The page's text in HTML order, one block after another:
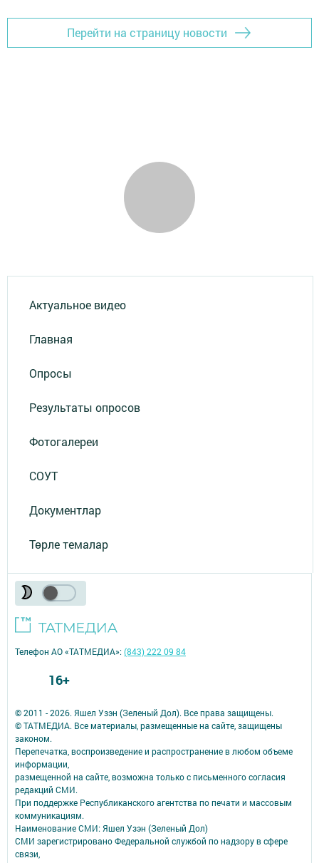
Перейти на страницу новости
Актуальное видео
Главная
Опросы
Результаты опросов
Фотогалереи
СОУТ
Документлар
Төрле темалар
© 2011 - 2026. Яшел Узэн (Зеленый Дол). Все права защищены.
© ТАТМЕДИА. Все материалы, размещенные на сайте, защищены
законом.
Перепечатка, воспроизведение и распространение в любом объеме
информации,
размещенной на сайте, возможна только с письменного согласия
редакций СМИ.
При поддержке Республиканского агентства по печати и массовым
коммуникациям.
Наименование СМИ: Яшел Узэн (Зеленый Дол)
СМИ зарегистрировано Федеральной службой по надзору в сфере
связи,
Телефон АО «ТАТМЕДИА»:(843) 222 09 84
16+